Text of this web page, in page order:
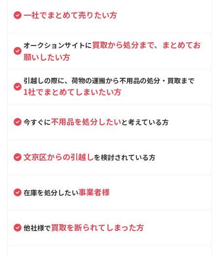
一社でまとめて売りたい方
オークションサイトに買取から処分まで、まとめてお
願いしたい方
引越しの際に、荷物の運搬から不用品の処分・買取まで
1社でまとめてしまいたい方
今すぐに不用品を処分したいと考えている方
文京区からの引越しを検討されている方
在庫を処分したい事業者様
他社様で買取を断られてしまった方